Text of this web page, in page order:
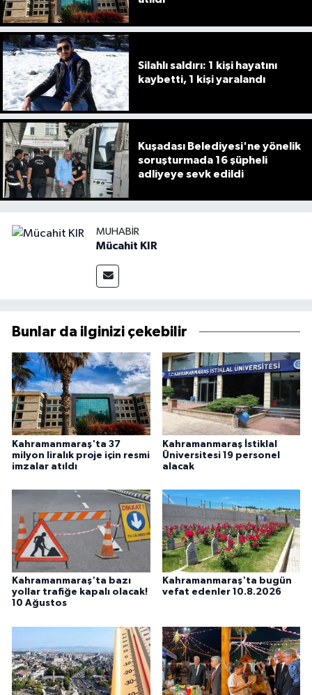
Silahlı saldırı: 1 kişi hayatını
kaybetti, 1 kişi yaralandı
Kuşadası Belediyesi'ne yönelik
soruşturmada 16 şüpheli
adliyeye sevk edildi
MUHABIR
Mücahit KIR
Bunlar da ilginizi çekebilir
Kahramanmaraş'ta 37
milyon liralık proje için resmi
imzalar atıldı
Kahramanmaraş İstiklal
Üniversitesi 19 personel
alacak
Kahramanmaraş'ta bazı
yollar trafiğe kapalı olacak!
10 Ağustos
Kahramanmaraş'ta bugün
vefat edenler 10.8.2026